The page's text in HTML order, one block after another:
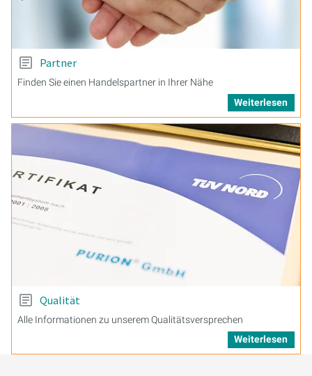
Partner
Finden Sie einen Handelspartner in Ihrer Nähe
Weiterlesen
Qualität
Alle Informationen zu unserem Qualitätsversprechen
Weiterlesen